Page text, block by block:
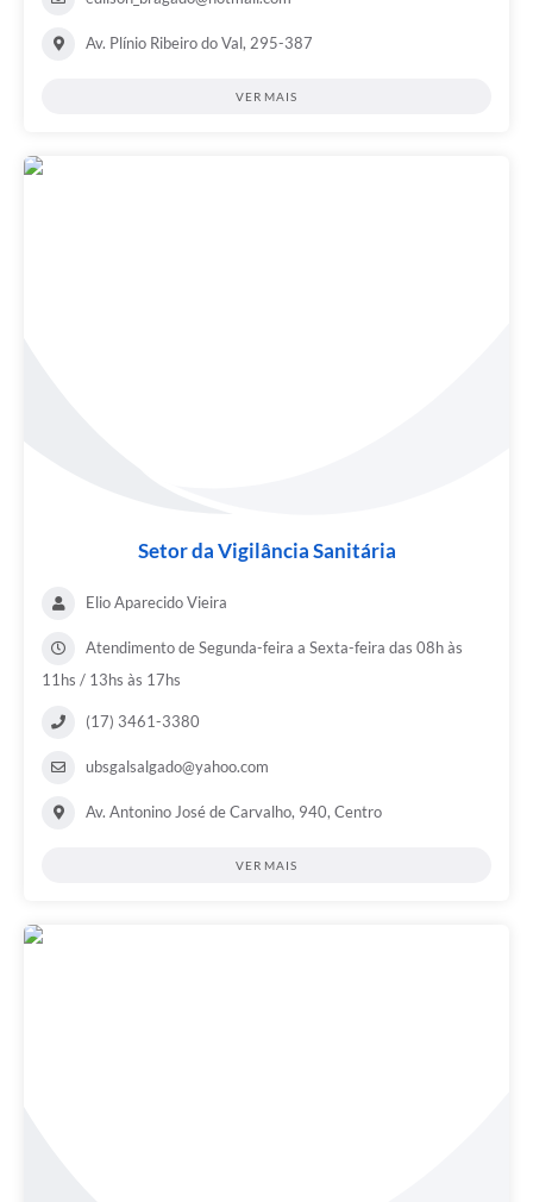
Av. Plínio Ribeiro do Val, 295-387
VER MAIS
Setor da Vigilância Sanitária
Elio Aparecido Vieira
Atendimento de Segunda-feira a Sexta-feira das 08h às
11hs / 13hs às 17hs
(17) 3461-3380
ubsgalsalgado@yahoo.com
Av. Antonino José de Carvalho, 940, Centro
VER MAIS